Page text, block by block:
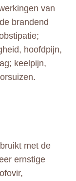
van
brandend
hoofdpijn,
keelpijn,
met de
ernstige